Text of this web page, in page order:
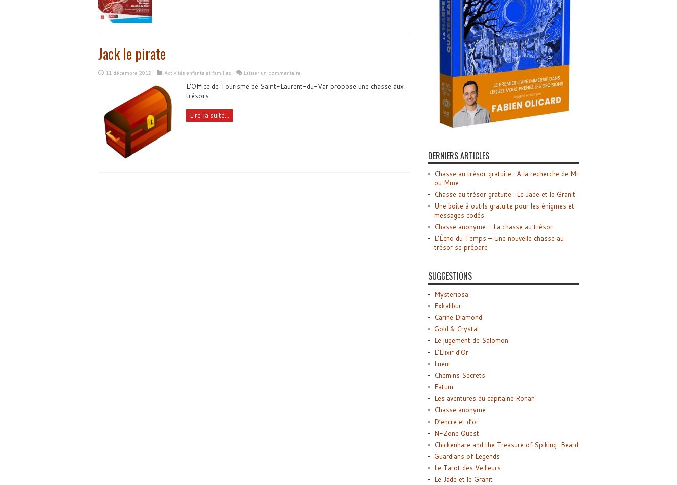
Jack le pirate
11 décembre 2012 Activités enfants et familles Laisser un commentaire
L'Office de Tourisme de Saint-Laurent-du-Var propose une chasse aux
trésors
Lire la suite...
DERNIERS ARTICLES
Chasse au trésor gratuite : A la recherche de Mr
ou Mme
Chasse au trésor gratuite : Le Jade et le Granit
Une boîte à outils gratuite pour les énigmes et
messages codés
Chasse anonyme – La chasse au trésor
L’Écho du Temps – Une nouvelle chasse au
trésor se prépare
SUGGESTIONS
Mysteriosa
Exkalibur
Carine Diamond
Gold & Crystal
Le jugement de Salomon
L’Elixir d’Or
Lueur
Chemins Secrets
Fatum
Les aventures du capitaine Ronan
Chasse anonyme
D’encre et d’or
N-Zone Quest
Chickenhare and the Treasure of Spiking-Beard
Guardians of Legends
Le Tarot des Veilleurs
Le Jade et le Granit